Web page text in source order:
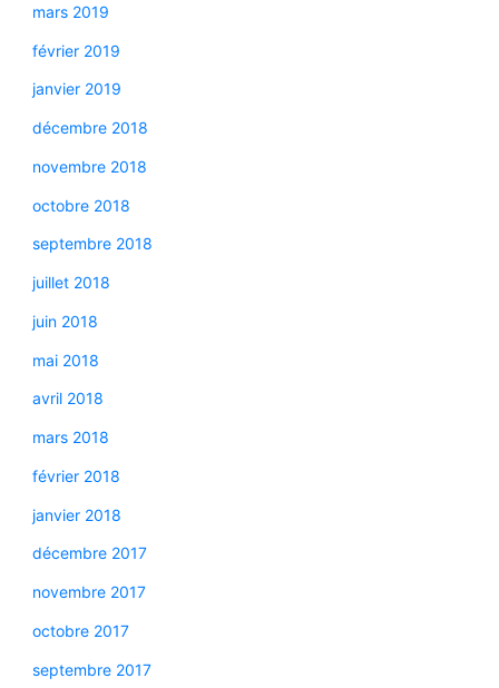
mars 2019
février 2019
janvier 2019
décembre 2018
novembre 2018
octobre 2018
septembre 2018
juillet 2018
juin 2018
mai 2018
avril 2018
mars 2018
février 2018
janvier 2018
décembre 2017
novembre 2017
octobre 2017
septembre 2017